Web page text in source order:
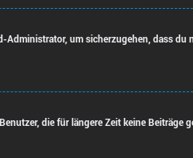
um sicherzugehen, dass du
die für längere Zeit keine Beiträge